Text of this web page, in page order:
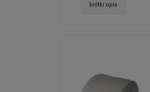
krótki opis